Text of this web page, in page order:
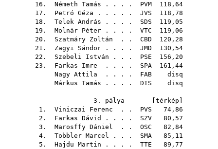
16. Németh Tamás . . . . PVM 118,64
17. Petró Géza . . . . . JVS 118,78
18. Telek András . . . . SDS 119,05
19. Molnár Péter . . . . VTC 119,06
20. Szatmáry Zoltán . . CBD 120,28
21. Zagyi Sándor . . . . JMD 130,54
22. Szebeli István . . . PSE 156,20
23. Farkas Imre . . . . SPA 161,44
Nagy Attila . . . . FAB disq
Márkus Tamás . . . . DIS disq
3. pálya [ térkép
1. Viniczai Ferenc . . PVS 74,86
2. Farkas Dávid . . . . SZV 80,57
3. Marosffy Dániel . . OSC 82,84
4. Tobbler Marcel . . . SMA 85,11
5. Hajdu Martin . . . . TTE 89,77